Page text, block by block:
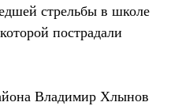
стрельбы в школе
пострадали
Владимир Хлынов